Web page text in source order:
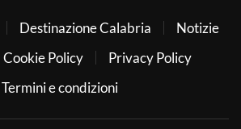
Destinazione Calabria
Notizie
Cookie Policy
Privacy Policy
Termini e condizioni